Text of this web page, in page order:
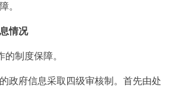
FRANÇAIS
العربية PORTUGUÊS
。
情况
制度保障。
府信息采取四级审核制。首先由处